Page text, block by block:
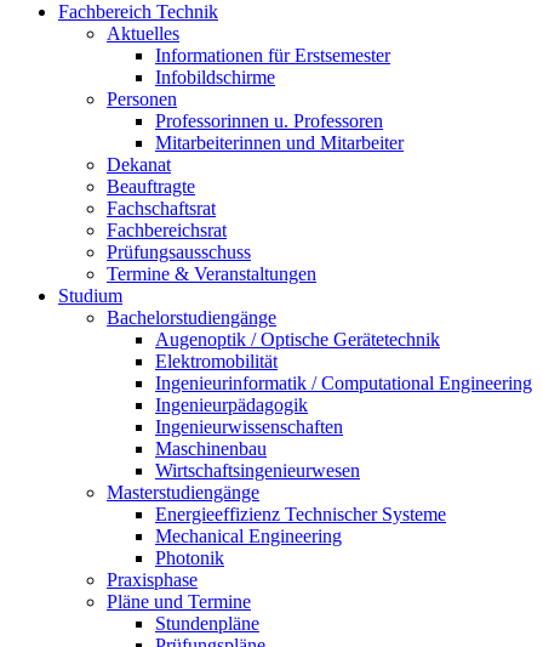
Fachbereich Technik
Aktuelles
Informationen für Erstsemester
Infobildschirme
Personen
Professorinnen u. Professoren
Mitarbeiterinnen und Mitarbeiter
Dekanat
Beauftragte
Fachschaftsrat
Fachbereichsrat
Prüfungsausschuss
Termine & Veranstaltungen
Studium
Bachelorstudiengänge
Augenoptik / Optische Gerätetechnik
Elektromobilität
Ingenieurinformatik / Computational Engineering
Ingenieurpädagogik
Ingenieurwissenschaften
Maschinenbau
Wirtschaftsingenieurwesen
Masterstudiengänge
Energieeffizienz Technischer Systeme
Mechanical Engineering
Photonik
Praxisphase
Pläne und Termine
Stundenpläne